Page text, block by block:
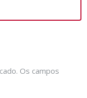
Os campos